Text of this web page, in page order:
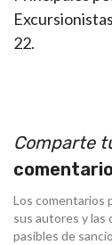
22.
Comparte
Los comentarios
sus autores y las
pasibles de